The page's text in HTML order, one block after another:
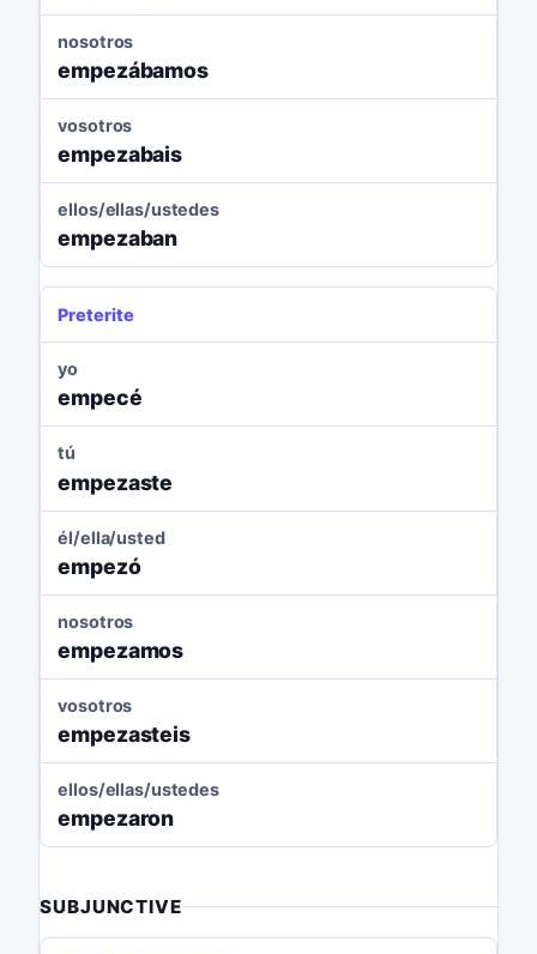
nosotros
empezábamos
vosotros
empezabais
ellos/ellas/ustedes
empezaban
Preterite
yo
empecé
tú
empezaste
él/ella/usted
empezó
nosotros
empezamos
vosotros
empezasteis
ellos/ellas/ustedes
empezaron
SUBJUNCTIVE